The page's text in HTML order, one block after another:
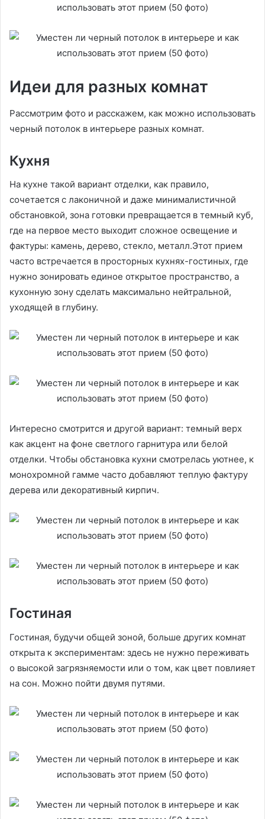
Идеи для разных комнат
Рассмотрим фото и расскажем, как можно использовать
черный потолок в интерьере разных комнат.
Кухня
На кухне такой вариант отделки, как правило,
сочетается с лаконичной и даже минималистичной
обстановкой, зона готовки превращается в темный куб,
где на первое место выходит сложное освещение и
фактуры: камень, дерево, стекло, металл.Этот прием
часто встречается в просторных кухнях-гостиных, где
нужно зонировать единое открытое пространство, а
кухонную зону сделать максимально нейтральной,
уходящей в глубину.
Интересно смотрится и другой вариант: темный верх
как акцент на фоне светлого гарнитура или белой
отделки. Чтобы обстановка кухни смотрелась уютнее, к
монохромной гамме часто добавляют теплую фактуру
дерева или декоративный кирпич.
Гостиная
Гостиная, будучи общей зоной, больше других комнат
открыта к экспериментам: здесь не нужно переживать
о высокой загрязняемости или о том, как цвет повлияет
на сон. Можно пойти двумя путями.